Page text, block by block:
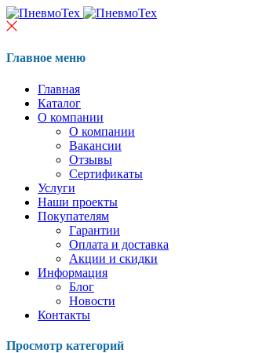
Главное меню
Главная
Каталог
О компании
О компании
Вакансии
Отзывы
Сертификаты
Услуги
Наши проекты
Покупателям
Гарантии
Оплата и доставка
Акции и скидки
Информация
Блог
Новости
Контакты
Просмотр категорий